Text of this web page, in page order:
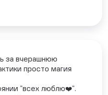
за вчерашнюю
просто магия
"всех люблю❤️".